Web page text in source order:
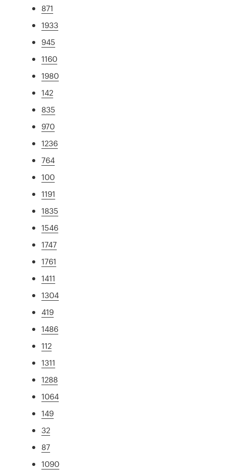
871
1933
945
1160
1980
142
835
970
1236
764
100
1191
1835
1546
1747
1761
1411
1304
419
1486
112
1311
1288
1064
149
32
87
1090